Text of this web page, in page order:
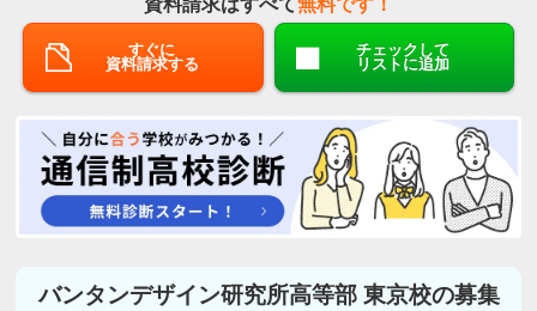
資料請求はすべて 無料です！
すぐに
資料請求する
チェックして
リストに追加
バンタンデザイン研究所高等部 東京校の募集